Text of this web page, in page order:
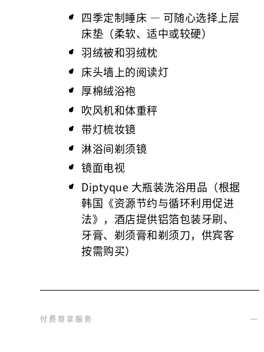
四季定制睡床 — 可随心选择上层
床垫（柔软、适中或较硬）
羽绒被和羽绒枕
床头墙上的阅读灯
厚棉绒浴袍
吹风机和体重秤
带灯梳妆镜
淋浴间剃须镜
镜面电视
Diptyque 大瓶装洗浴用品（根据
韩国《资源节约与循环利用促进
法》，酒店提供铝箔包装牙刷、
牙膏、剃须膏和剃须刀，供宾客
按需购买）
付费尊享服务